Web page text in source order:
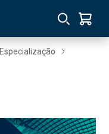
Especialização